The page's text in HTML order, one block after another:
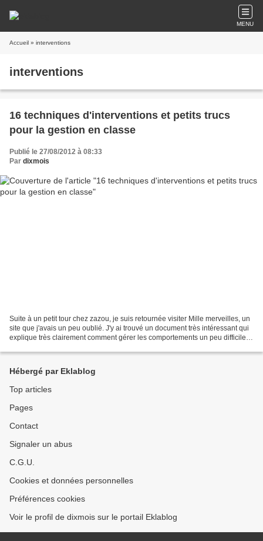
MENU
Accueil » interventions
interventions
16 techniques d'interventions et petits trucs
pour la gestion en classe
Publié le 27/08/2012 à 08:33
Par dixmois
Suite à un petit tour chez zazou, je suis retournée visiter Mille merveilles, un
site que j'avais un peu oublié. J'y ai trouvé un document très intéressant qui
explique très clairement comment gérer les comportements un peu difficiles
Hébergé par Eklablog
Top articles
Pages
Contact
Signaler un abus
C.G.U.
Cookies et données personnelles
Préférences cookies
Voir le profil de dixmois sur le portail Eklablog